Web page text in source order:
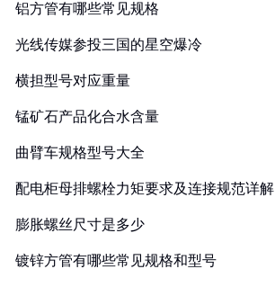
铝方管有哪些常见规格
光线传媒参投三国的星空爆冷
横担型号对应重量
锰矿石产品化合水含量
曲臂车规格型号大全
配电柜母排螺栓力矩要求及连接规范详解
膨胀螺丝尺寸是多少
镀锌方管有哪些常见规格和型号